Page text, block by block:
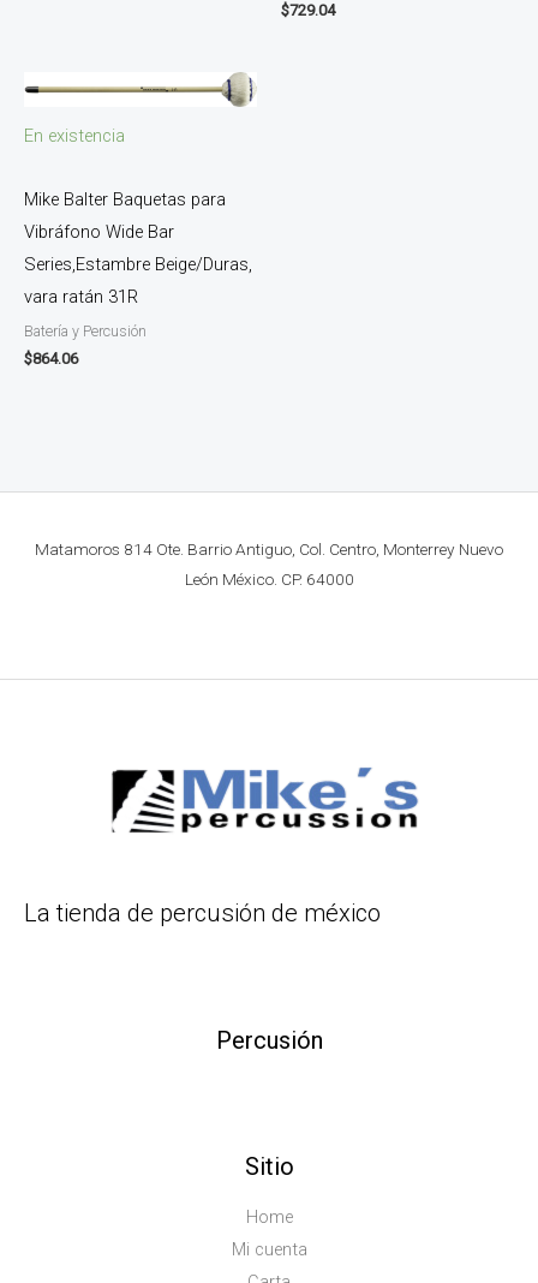
$729.04
En existencia
Mike Balter Baquetas para
Vibráfono Wide Bar
Series,Estambre Beige/Duras,
vara ratán 31R
Batería y Percusión
$864.06
Matamoros 814 Ote. Barrio Antiguo, Col. Centro, Monterrey Nuevo
León México. CP. 64000
La tienda de percusión de méxico
Percusión
Sitio
Home
Mi cuenta